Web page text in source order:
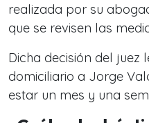
realizada por su
que se revisen las
Dicha decisión del juez
domiciliario a Jorge
estar un mes y una